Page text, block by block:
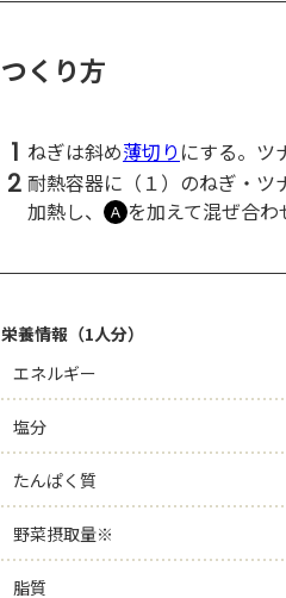
つくり方
1 ねぎは斜め薄切り にする。ツ
2 耐熱容器に（１）のねぎ・ツ
加熱し、
Ａ を加えて混ぜ合わ
栄養情報（1人分）
エネルギー
塩分
たんぱく質
野菜摂取量※
脂質